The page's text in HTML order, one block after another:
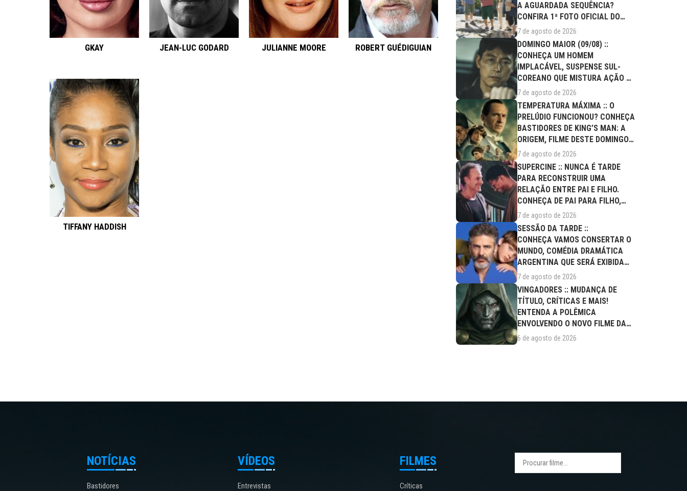
GKAY JEAN-LUC GODARD JULIANNE MOORE ROBERT GUÉDIGUIAN
TIFFANY HADDISH
A AGUARDADA SEQUÊNCIA?
CONFIRA 1ª FOTO OFICIAL DO
ELENCO!
7 de agosto de 2026
DOMINGO MAIOR (09/08) ::
CONHEÇA UM HOMEM
IMPLACÁVEL, SUSPENSE SUL-
COREANO QUE MISTURA AÇÃO E
DRAMA FAMILIAR
7 de agosto de 2026
TEMPERATURA MÁXIMA :: O
PRELÚDIO FUNCIONOU? CONHEÇA
BASTIDORES DE KING’S MAN: A
ORIGEM, FILME DESTE DOMINGO
(09/08)
7 de agosto de 2026
SUPERCINE :: NUNCA É TARDE
PARA RECONSTRUIR UMA
RELAÇÃO ENTRE PAI E FILHO.
CONHEÇA DE PAI PARA FILHO,
FILME DESTE...
7 de agosto de 2026
SESSÃO DA TARDE ::
CONHEÇA VAMOS CONSERTAR O
MUNDO, COMÉDIA DRAMÁTICA
ARGENTINA QUE SERÁ EXIBIDA
NESTA SEXTA (07/08)
7 de agosto de 2026
VINGADORES :: MUDANÇA DE
TÍTULO, CRÍTICAS E MAIS!
ENTENDA A POLÊMICA
ENVOLVENDO O NOVO FILME DA
MARVEL
6 de agosto de 2026
NOTÍCIAS
Bastidores
VÍDEOS
Entrevistas
FILMES
Críticas